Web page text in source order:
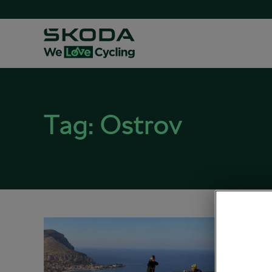
Tag: Ostrov
04. 03.